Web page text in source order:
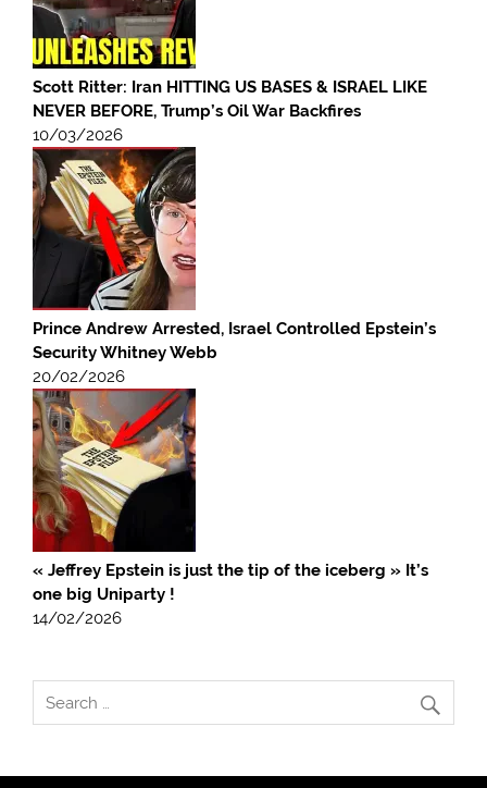
Scott Ritter: Iran HITTING US BASES & ISRAEL LIKE
NEVER BEFORE, Trump’s Oil War Backfires
10/03/2026
Prince Andrew Arrested, Israel Controlled Epstein’s
Security Whitney Webb
20/02/2026
« Jeffrey Epstein is just the tip of the iceberg » It’s
one big Uniparty !
14/02/2026